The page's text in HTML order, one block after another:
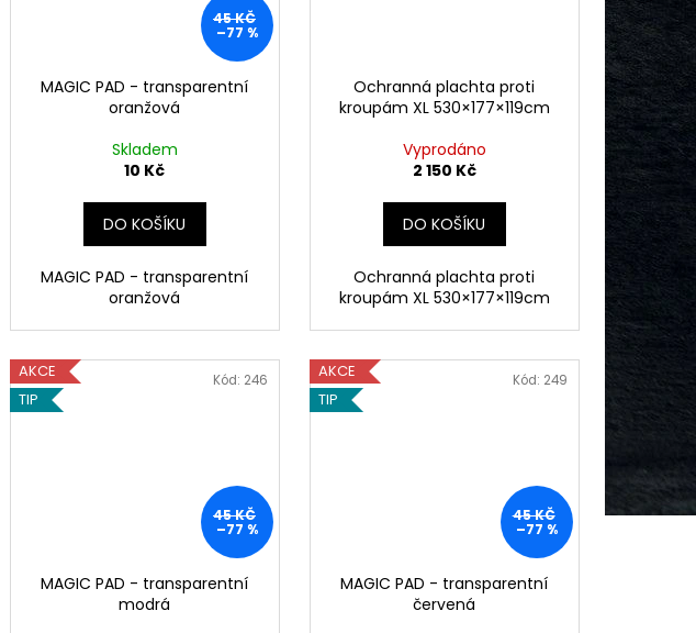
45 KČ
–77 %
MAGIC PAD - transparentní
oranžová
Skladem
10 Kč
DO KOŠÍKU
MAGIC PAD - transparentní
oranžová
Ochranná plachta proti
kroupám XL 530×177×119cm
Vyprodáno
2 150 Kč
DO KOŠÍKU
Ochranná plachta proti
kroupám XL 530×177×119cm
AKCE
TIP
45 KČ
–77 %
MAGIC PAD - transparentní
modrá
Kód: 246
AKCE
TIP
45 KČ
–77 %
MAGIC PAD - transparentní
červená
Kód: 249